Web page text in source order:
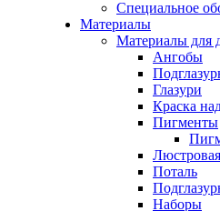
Специальное
Материалы
Материалы для
Ангобы
Глазури
Краска
Пигменты
Поталь
Наборы